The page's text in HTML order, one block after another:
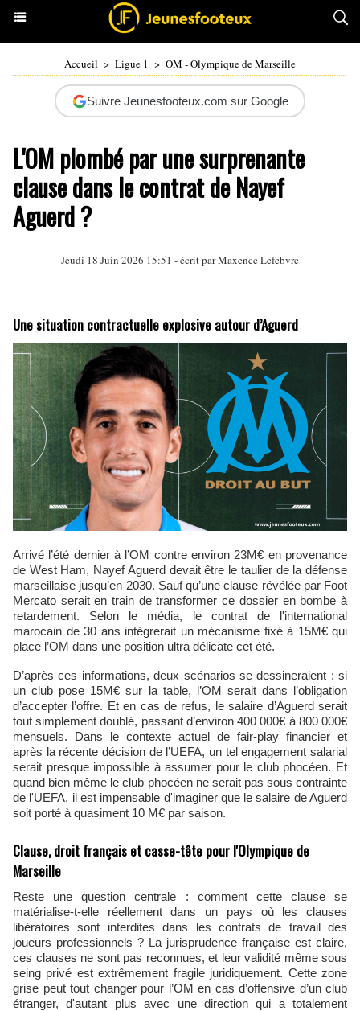
Accueil > Ligue 1 > OM - Olympique de Marseille
Suivre Jeunesfooteux.com sur Google
L'OM plombé par une surprenante
clause dans le contrat de Nayef
Aguerd ?
Jeudi 18 Juin 2026 15:51 - écrit parMaxence Lefebvre
Une situation contractuelle explosive autour d’Aguerd
Arrivé l’été dernier à l’OM contre environ 23M€ en provenance
de West Ham, Nayef Aguerd devait être le taulier de la défense
marseillaise jusqu’en 2030. Sauf qu’une clause révélée par Foot
Mercato serait en train de transformer ce dossier en bombe à
retardement. Selon le média, le contrat de l'international
marocain de 30 ans intégrerait un mécanisme fixé à 15M€ qui
place l’OM dans une position ultra délicate cet été.
D’après ces informations, deux scénarios se dessineraient : si
un club pose 15M€ sur la table, l’OM serait dans l’obligation
d’accepter l’offre. Et en cas de refus, le salaire d’Aguerd serait
tout simplement doublé, passant d’environ 400 000€ à 800 000€
mensuels. Dans le contexte actuel de fair-play financier et
après la récente décision de l’UEFA, un tel engagement salarial
serait presque impossible à assumer pour le club phocéen. Et
quand bien même le club phocéen ne serait pas sous contrainte
de l'UEFA, il est impensable d'imaginer que le salaire de Aguerd
soit porté à quasiment 10 M€ par saison.
Clause, droit français et casse-tête pour l'Olympique de
Marseille
Reste une question centrale : comment cette clause se
matérialise-t-elle réellement dans un pays où les clauses
libératoires sont interdites dans les contrats de travail des
joueurs professionnels ? La jurisprudence française est claire,
ces clauses ne sont pas reconnues, et leur validité même sous
seing privé est extrêmement fragile juridiquement. Cette zone
grise peut tout changer pour l’OM en cas d’offensive d’un club
étranger, d'autant plus avec une direction qui a totalement